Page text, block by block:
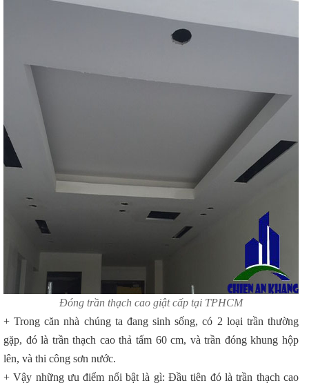
Đóng trần thạch cao giật cấp tại TPHCM
+ Trong căn nhà chúng ta đang sinh sống, có 2 loại trần thường
gặp, đó là trần thạch cao thả tấm 60 cm, và trần đóng khung hộp
lên, và thi công sơn nước.
+ Vậy những ưu điểm nổi bật là gì: Đầu tiên đó là trần thạch cao